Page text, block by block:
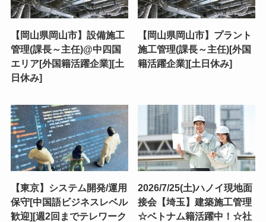
【岡山県岡山市】設備施工
管理(課長～主任)@中四国
エリア[外国籍活躍企業][土
日休み]
【岡山県岡山市】プラント
施工管理(課長～主任)[外国
籍活躍企業][土日休み]
【東京】システム開発/運用
保守[中国語ビジネスレベル
歓迎][週2回までテレワーク
2026/7/25(土)ハノイ現地面
接会【埼玉】建築施工管理
☆ベトナム籍活躍中！☆社